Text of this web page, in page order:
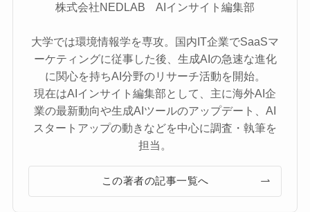
株式会社NEDLAB AIインサイト編集部
大学では環境情報学を専攻。国内IT企業でSaaSマ
ーケティングに従事した後、生成AIの急速な進化
に関心を持ちAI分野のリサーチ活動を開始。
現在はAIインサイト編集部として、主に海外AI企
業の最新動向や生成AIツールのアップデート、AI
スタートアップの動きなどを中心に調査・執筆を
担当。
この著者の記事一覧へ